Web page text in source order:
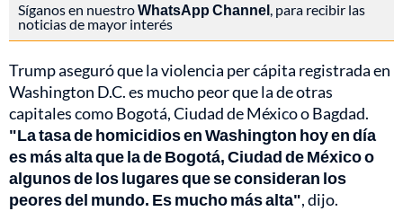
Síganos en nuestroWhatsApp Channel, para recibir las
noticias de mayor interés
Trump aseguró que la violencia per cápita registrada en
Washington D.C. es mucho peor que la de otras
capitales como Bogotá, Ciudad de México o Bagdad.
"La tasa de homicidios en Washington hoy en día
es más alta que la de Bogotá, Ciudad de México o
algunos de los lugares que se consideran los
peores del mundo. Es mucho más alta", dijo.